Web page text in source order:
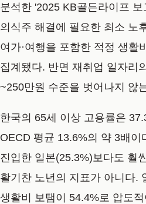
분석한 '2025 KB골든라이프
의식주 해결에 필요한 최소 노
여가·여행을 포함한 적정 생활
집계됐다. 반면 재취업 일자리
~250만원 수준을 벗어나지 않
한국의 65세 이상 고용률은
OECD 평균 13.6%의 약 3배이
진입한 일본(25.3%)보다도 훨
활기찬 노년의 지표가 아니다.
생활비 보탬이 54.4%로 압도